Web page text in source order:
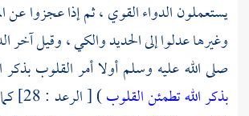
يستعملون الدواء القوي ، ثم إذا عجزوا عن
وغيرها عدلوا إلى الحديد والكي ، وقيل آخر
صلى الله عليه وسلم أولا أمر القلوب
بذكر الله تطمئن القلوب
) [